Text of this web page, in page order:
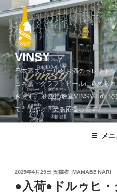
ン
ツ
へ
ッ
プ
VINSY
日本酒スクールとお酒のセレクト
日本酒・クラフトビールに込めら
ぎます。 併設の教室VINSY Edu.
で、学ぶオトナを応援します。
メ
投
日:
2025年4月29日 投稿者: MAMABE NARI
●入荷●ドルゥヒ